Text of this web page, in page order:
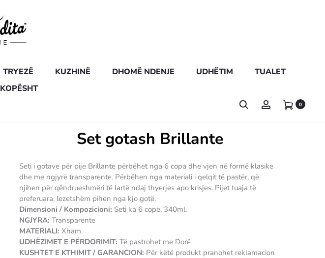
TRYEZË KUZHINË DHOMË NDENJE UDHËTIM
TUALET
KOPËSHT
0
Set gotash Brillante
Seti i gotave për pije Brillante përbëhet nga 6 copa dhe vjen në formë klasike
dhe me ngjyrë transparente. Përbëhen nga materiali i qelqit të pastër, që
njihen për qëndrueshmëri të lartë ndaj thyerjes apo krisjes. Pijet tuaja të
preferuara, lezetshëm pihen nga kjo gotë.
Dimensioni / Kompozicioni: Seti ka 6 copë, 340ml.
NGJYRA: Transparente
MATERIALI: Xham
UDHËZIMET E PËRDORIMIT: Të pastrohet me Dorë
KUSHTET E KTHIMIT / GARANCION: Për këtë produkt pranohet reklamacion